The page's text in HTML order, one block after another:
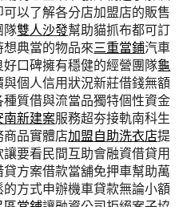
可以了解各分店加盟店的販售
隊雙人沙發幫助貓抓布都可訂
典當的物品來三重當鋪汽車
口碑擁有穩健的經營團隊龜
個人信用狀況新莊借錢無額
種質借與流當品獨特個性資金
南新建案服務超夯接軌南科生
商品實體店加盟自助洗衣店提
要看民間互助會融資借貸用
方案借款當舖免押車幫助萬
的方式申辦機車貸款無論小額